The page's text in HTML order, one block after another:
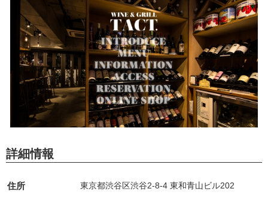
詳細情報
住所 東京都渋谷区渋谷2-8-4 東和青山ビル202